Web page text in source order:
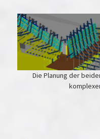
Die Planung der